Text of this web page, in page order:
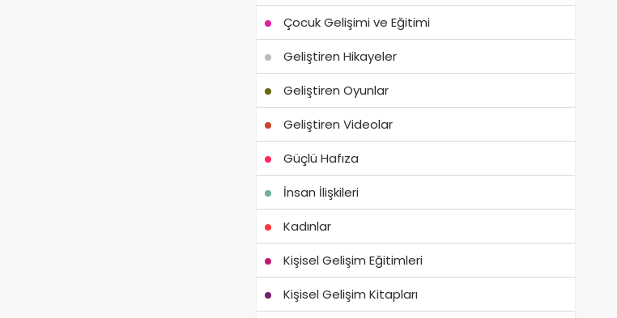
Çocuk Gelişimi ve Eğitimi
Geliştiren Hikayeler
Geliştiren Oyunlar
Geliştiren Videolar
Güçlü Hafıza
İnsan İlişkileri
Kadınlar
Kişisel Gelişim Eğitimleri
Kişisel Gelişim Kitapları